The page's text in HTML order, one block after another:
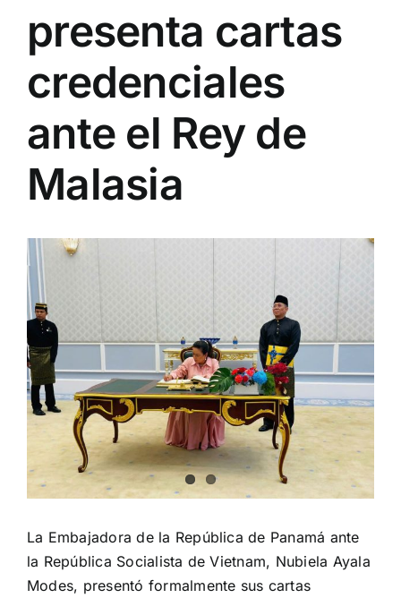
presenta cartas
credenciales
ante el Rey de
Malasia
View
Larger
Image
La Embajadora de la República de Panamá ante
la República Socialista de Vietnam, Nubiela Ayala
Modes, presentó formalmente sus cartas